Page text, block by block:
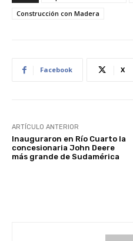
Construcción con Madera
Facebook X
ARTÍCULO ANTERIOR
Inauguraron en Río Cuarto la
concesionaria John Deere
más grande de Sudamérica